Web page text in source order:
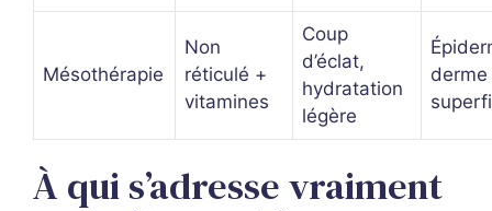
Mésothérapie
Non
réticulé +
vitamines
Coup
d’éclat,
hydratation
légère
derme
À qui s’adresse vraiment